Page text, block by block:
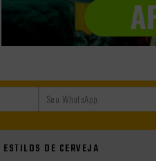
ESTILOS DE CERVEJA